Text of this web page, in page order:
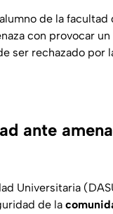
de la facultad
con provocar
ser rechazado por
ante
Universitaria
de la